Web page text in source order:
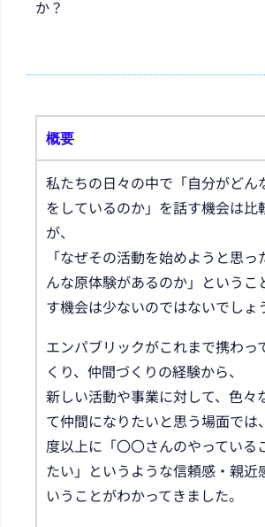
か？
概要
私たちの日々の中で「自分がどん
をしているのか」を話す機会は比
が、
「なぜその活動を始めようと思
んな原体験があるのか」というこ
す機会は少ないのではないでしょ
エンパブリックがこれまで携わっ
くり、仲間づくりの経験から、
新しい活動や事業に対して、色々
て仲間になりたいと思う場面では
度以上に「〇〇さんのやっている
たい」というような信頼感・親近
いうことがわかってきました。